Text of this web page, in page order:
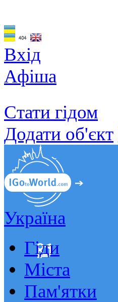
Вхід
Афіша
Стати гідом
Додати об'єкт
Україна
Гіди
Міста
Пам'ятки